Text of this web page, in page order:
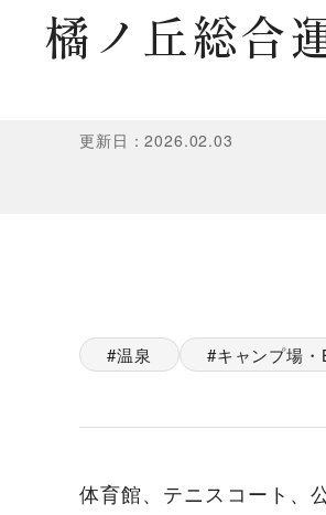
橘ノ丘総合
更新日 ：2026.02.03
温泉 キャンプ場・
体育館、テニスコート、